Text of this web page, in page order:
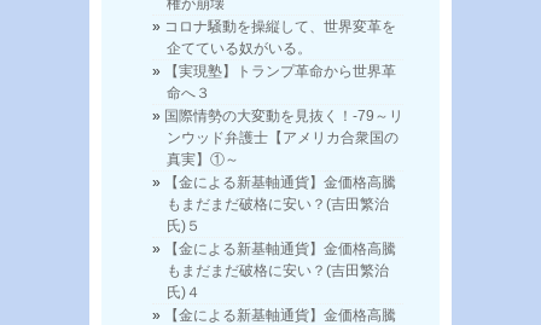
コロナ騒動を操縦して、世界変革を
企てている奴がいる。
【実現塾】トランプ革命から世界革
命へ３
国際情勢の大変動を見抜く！-79～リ
ンウッド弁護士【アメリカ合衆国の
真実】①～
【金による新基軸通貨】金価格高騰
もまだまだ破格に安い？(吉田繁治
氏)５
【金による新基軸通貨】金価格高騰
もまだまだ破格に安い？(吉田繁治
氏)４
【金による新基軸通貨】金価格高騰